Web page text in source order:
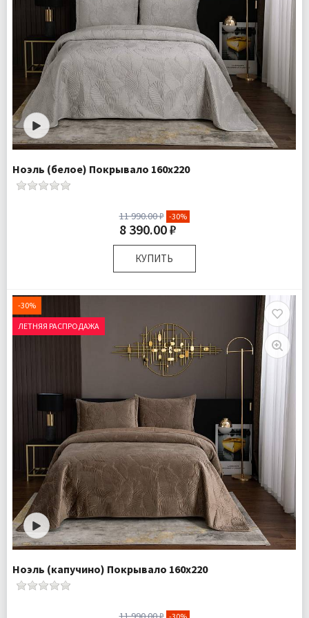
Ноэль (белое) Покрывало 160х220
11 990.00 ₽ -30%
8 390.00 ₽
КУПИТЬ
Плотность:
430 гр\м
Наполнитель:
Микроволокно 100%
Комплектация:
Покрывало 1 шт Наволочка 1 шт
Велюр
Бесплатно
-30%
ЛЕТНЯЯ РАСПРОДАЖА
Ноэль (капучино) Покрывало 160х220